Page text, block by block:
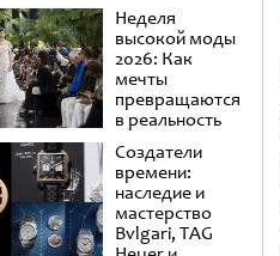
Неделя
высокой моды
2026: Как
мечты
превращаются
в реальность
Создатели
времени:
наследие и
мастерство
Bvlgari, TAG